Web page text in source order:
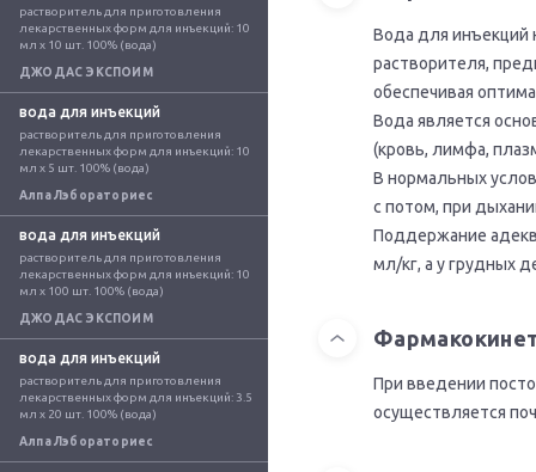
растворитель для приготовления
лекарственных форм для инъекций: 10
мл x 10 шт. 100% (вода)
ДЖОДАС ЭКСПОИМ
вода для инъекций
растворитель для приготовления
лекарственных форм для инъекций: 10
мл x 5 шт. 100% (вода)
Алпа Лэбораториес
вода для инъекций
растворитель для приготовления
лекарственных форм для инъекций: 10
мл x 100 шт. 100% (вода)
ДЖОДАС ЭКСПОИМ
вода для инъекций
растворитель для приготовления
лекарственных форм для инъекций: 3.5
мл x 20 шт. 100% (вода)
Алпа Лэбораториес
Вода для инъекций
растворителя,
обеспечивая
Вода является
(кровь, лимфа,
В нормальных
с потом, при
Поддержание
мл/кг, а у грудных
При введении
осуществляется